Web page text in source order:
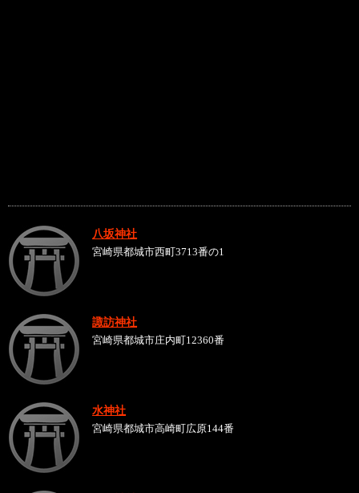
八坂神社
宮崎県都城市西町3713番の1
諏訪神社
宮崎県都城市庄内町12360番
水神社
宮崎県都城市高崎町広原144番